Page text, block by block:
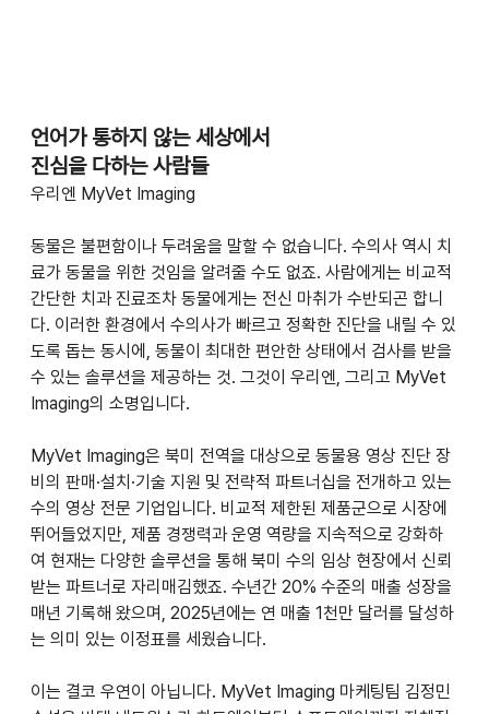
언어가 통하지 않는 세상에서
진심을 다하는 사람들
우리엔 MyVet Imaging
동물은 불편함이나 두려움을 말할 수 없습니다. 수의사 역시 치
료가 동물을 위한 것임을 알려줄 수도 없죠. 사람에게는 비교적
간단한 치과 진료조차 동물에게는 전신 마취가 수반되곤 합니
다. 이러한 환경에서 수의사가 빠르고 정확한 진단을 내릴 수 있
도록 돕는 동시에, 동물이 최대한 편안한 상태에서 검사를 받을
수 있는 솔루션을 제공하는 것. 그것이 우리엔, 그리고 MyVet
Imaging의 소명입니다.
MyVet Imaging은 북미 전역을 대상으로 동물용 영상 진단 장
비의 판매·설치·기술 지원 및 전략적 파트너십을 전개하고 있는
수의 영상 전문 기업입니다. 비교적 제한된 제품군으로 시장에
뛰어들었지만, 제품 경쟁력과 운영 역량을 지속적으로 강화하
여 현재는 다양한 솔루션을 통해 북미 수의 임상 현장에서 신뢰
받는 파트너로 자리매김했죠. 수년간 20% 수준의 매출 성장을
매년 기록해 왔으며, 2025년에는 연 매출 1천만 달러를 달성하
는 의미 있는 이정표를 세웠습니다.
이는 결코 우연이 아닙니다. MyVet Imaging 마케팅팀 김정민